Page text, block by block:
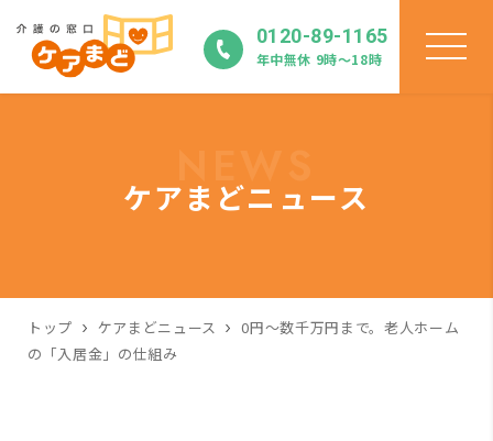
0120-89-1165
年中無休 9時〜18時
ケアまどニュース
トップ ケアまどニュース
0円～数千万円まで。老人ホーム
の「入居金」の仕組み